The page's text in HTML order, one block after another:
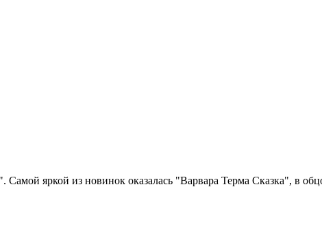
яркой из новинок оказалась "Варвара Терма Сказка", в